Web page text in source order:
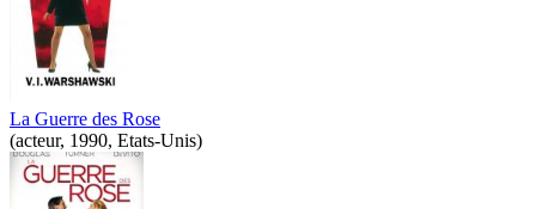
La Guerre des Rose
(acteur, 1990, Etats-Unis)